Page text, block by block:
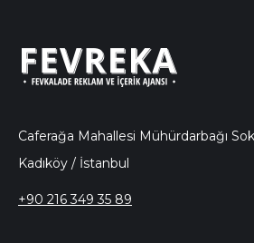
Caferağa Mahallesi Mühürdarbağı
Kadıköy / İstanbul
+90 216 349 35 89